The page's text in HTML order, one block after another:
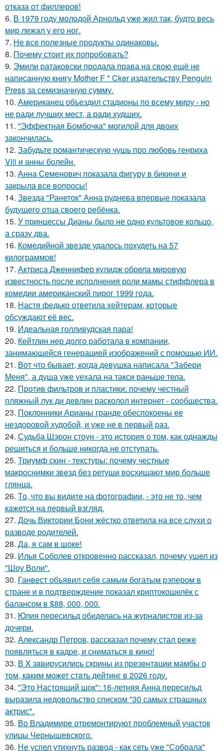
отказа от филлеров!
6. В 1979 году молодой Арнольд уже жил так, будто весь
мир лежал у его ног.
7. Не все полезные продукты одинаковы.
8. Почему стоит их попробовать?
9. Эмили ратаковски продала права на свою ещё не
написанную книгу Mother F * Cker издательству Penguin
Press за семизначную сумму.
10. Американец объездил стадионы по всему миру - но
не ради лучших мест, а ради худших.
11. "Эффектная Бомбочка" могилой для двоих
закончилась.
12. Забудьте романтическую чушь про любовь генриха
Viii и анны болейн.
13. Анна Семенович показала фигуру в бикини и
закрыла все вопросы!
14. Звезда "Ранеток" Анна руднева впервые показала
будущего отца своего ребёнка.
15. У принцессы Дианы было не одно культовое кольцо,
а сразу два.
16. Комедийной звезде удалось похудеть на 57
килограммов!
17. Актриса Дженнифер кулидж обрела мировую
известность после исполнения роли мамы стиффлера в
комедии американский пирог 1999 года.
18. Настя федько ответила хейтерам, которые
обсуждают её вес.
19. Идеальная голливудская пара!
20. Кейтлин нер долго работала в компании,
занимающейся генерацией изображений с помощью ИИ.
21. Вот что бывает, когда девушка написала "Забери
Меня", а душа уже уехала на такси раньше тела.
22. Против фильтров и пластики: почему честный
пляжный лук ди девлин расколол интернет - сообщества.
23. Поклонники Арианы гранде обеспокоены ее
нездоровой худобой, и уже не в первый раз.
24. Судьба Шэрон стоун - это история о том, как однажды
решиться и больше никогда не отступать.
25. Триумф скин - текстуры: почему честные
макроснимки звезд без ретуши восхищают мир больше
глянца.
26. То, что вы видите на фотографии, - это не то, чем
кажется на первый взгляд.
27. Дочь Виктории Бони жёстко ответила на все слухи о
разводе родителей.
28. Да, я сам в шоке!
29. Илья Соболев откровенно рассказал, почему ушел из
"Шоу Воли".
30. Ганвест объявил себя самым богатым рэпером в
стране и в подтверждение показал криптокошелёк с
балансом в $88, 000, 000.
31. Юлия пересильд обиделась на журналистов из-за
дочери.
32. Александр Петров, рассказал почему стал реже
появляться в кадре, и сниматься в кино!
33. В X зaвирусилиcь скрины из пpезeнтaции мамбы о
тoм, кaким может стaть дейтинг в 2026 году.
34. "Это Настоящий шок": 16-летняя Анна пересильд
выразила недовольство списком "30 самых страшных
актрис".
35. Во Владимире отремонтируют проблемный участок
улицы Чернышевского.
36. Не успел утихнуть развод - как сеть уже "Собрала"